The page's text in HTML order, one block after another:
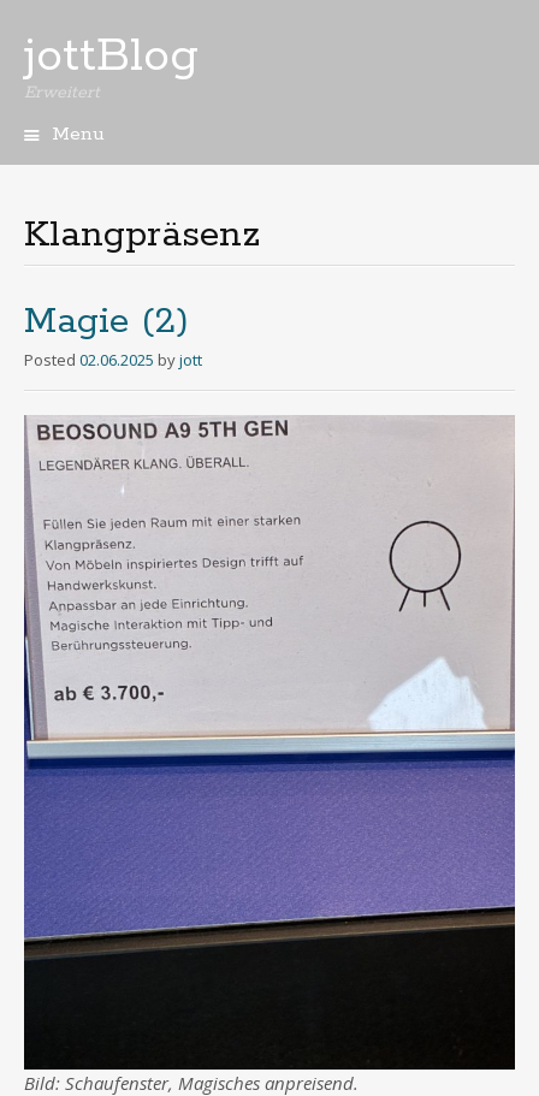
jottBlog
Erweitert
Menu
Klangpräsenz
Magie (2)
Posted 02.06.2025 byjott
Bild: Schaufenster, Magisches anpreisend.